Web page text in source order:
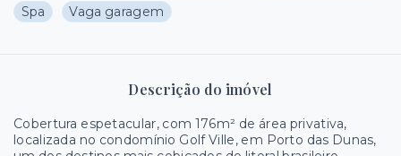
Spa
Vaga garagem
Descrição do imóvel
Cobertura espetacular, com 176m² de área privativa,
localizada no condomínio Golf Ville, em Porto das Dunas,